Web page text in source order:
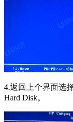
4.返回上个界面选
Hard Disk。